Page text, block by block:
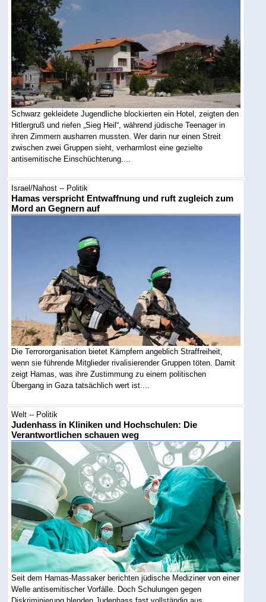
Schwarz gekleidete Jugendliche blockierten ein Hotel, zeigten den
Hitlergruß und riefen „Sieg Heil“, während jüdische Teenager in
ihren Zimmern ausharren mussten. Wer darin nur einen Streit
zwischen zwei Gruppen sieht, verharmlost eine gezielte
antisemitische Einschüchterung....
Israel/Nahost -- Politik
Hamas verspricht Entwaffnung und ruft zugleich zum
Mord an Gegnern auf
Die Terrororganisation bietet Kämpfern angeblich Straffreiheit,
wenn sie führende Mitglieder rivalisierender Gruppen töten. Damit
zeigt Hamas, was ihre Zustimmung zu einem politischen
Übergang in Gaza tatsächlich wert ist....
Welt -- Politik
Judenhass in Kliniken und Hochschulen: Die
Verantwortlichen schauen weg
Seit dem Hamas-Massaker berichten jüdische Mediziner von einer
Welle antisemitischer Vorfälle. Doch Schulungen gegen